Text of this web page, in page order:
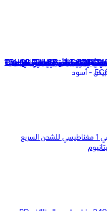
ديفيا كابل EC652 سرعة فائقة 240 وات - 48 فولت طوله 2 متر -
ديفيا Ultra2 متعدد الوظائف 4 في 1 مغناطيسي للشحن السريع